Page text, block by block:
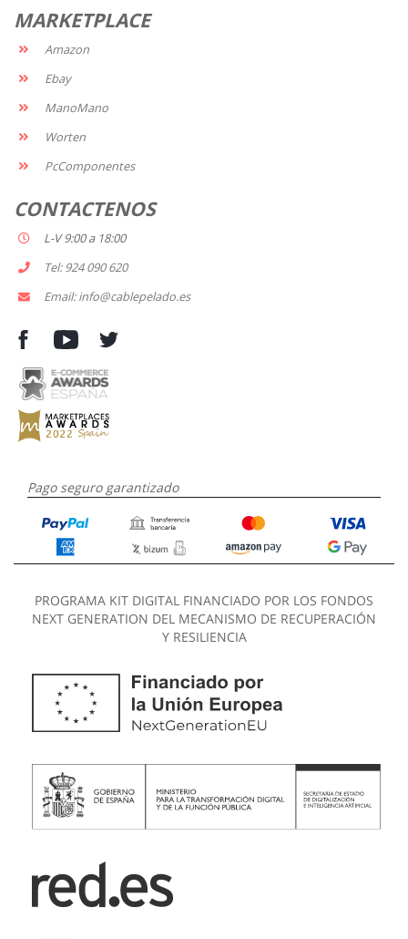
MARKETPLACE
Amazon
Ebay
ManoMano
Worten
PcComponentes
CONTACTENOS
L-V 9:00 a 18:00
Tel: 924 090 620
Email: info@cablepelado.es
Pago seguro garantizado
PROGRAMA KIT DIGITAL FINANCIADO POR LOS FONDOS
NEXT GENERATION DEL MECANISMO DE RECUPERACIÓN
Y RESILIENCIA